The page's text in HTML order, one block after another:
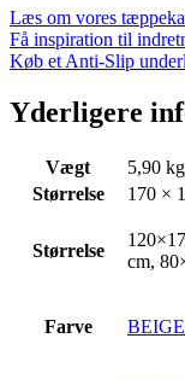
Læs om vores
Få inspiration til
Køb et Anti-Slip
Yderligere
Vægt
5,90 kg
Størrelse
170 ×
Størrelse
cm,
Farve